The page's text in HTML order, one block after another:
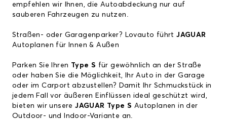
empfehlen wir Ihnen, die Autoabdeckung nur auf
sauberen Fahrzeugen zu nutzen.
Straßen- oder Garagenparker? Lovauto führtJAGUAR
Autoplanen für Innen & Außen
Parken Sie Ihren Type S für gewöhnlich an der Straße
oder haben Sie die Möglichkeit, Ihr Auto in der Garage
oder im Carport abzustellen? Damit Ihr Schmuckstück in
jedem Fall vor äußeren Einflüssen ideal geschützt wird,
bieten wir unsereJAGUAR Type S Autoplanen in der
Outdoor- und Indoor-Variante an.